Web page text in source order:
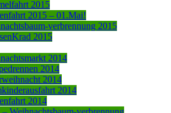
2015
2015 – 01.Mai!
verbrennung 2015
2015
2014
2014
2014
2014
2014